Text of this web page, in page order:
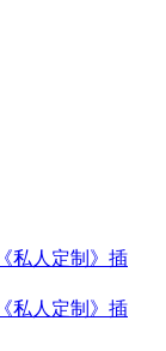
私人定制》插
私人定制》插